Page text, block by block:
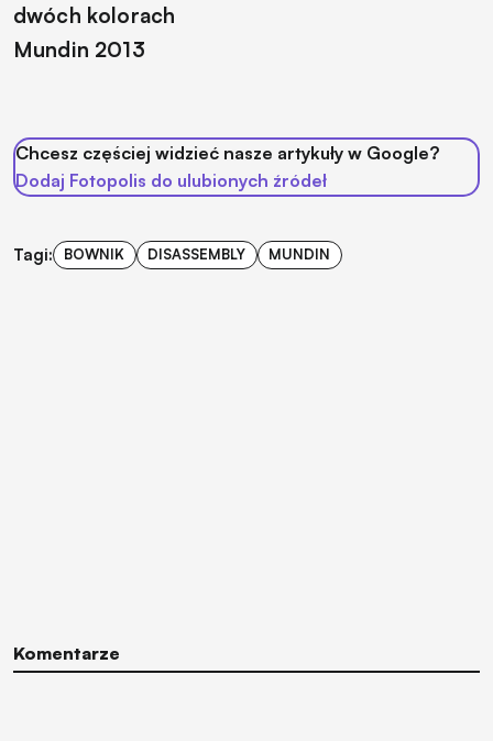
dwóch kolorach
Mundin 2013
Chcesz częściej widzieć nasze artykuły w Google?
Dodaj Fotopolis do ulubionych źródeł
Tagi: BOWNIK DISASSEMBLY MUNDIN
Komentarze